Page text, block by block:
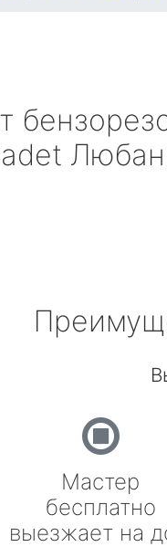
Мастер
бесплатно
выезжает на